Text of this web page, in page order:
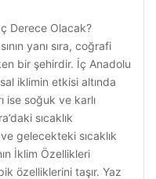
Derece Olacak?
yanı sıra, coğrafi
bir şehirdir. İç Anadolu
iklimin etkisi altında
ise soğuk ve karlı
sıcaklık
gelecekteki sıcaklık
İklim Özellikleri
özelliklerini taşır. Yaz